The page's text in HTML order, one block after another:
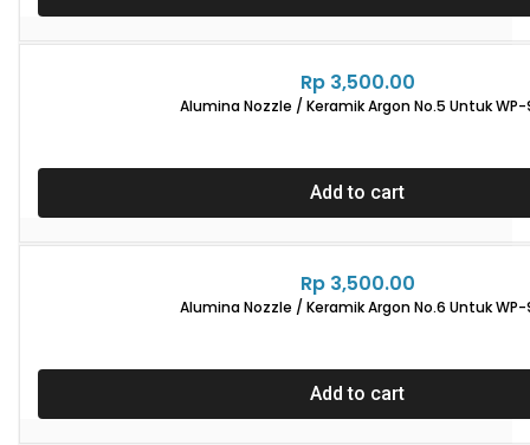
Rp3,500.00
Alumina Nozzle / Keramik Argon No.5 Untuk WP-
Add to cart
Rp3,500.00
Alumina Nozzle / Keramik Argon No.6 Untuk WP-
Add to cart